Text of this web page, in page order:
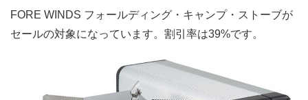
FORE WINDS フォールディング・キャンプ・ストーブが
セールの対象になっています。割引率は39%です。